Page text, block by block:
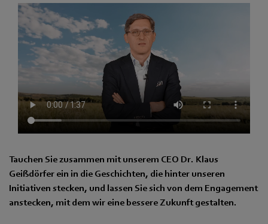
Tauchen Sie zusammen mit unserem CEO Dr. Klaus
Geißdörfer ein in die Geschichten, die hinter unseren
Initiativen stecken, und lassen Sie sich von dem Engagement
anstecken, mit dem wir eine bessere Zukunft gestalten.